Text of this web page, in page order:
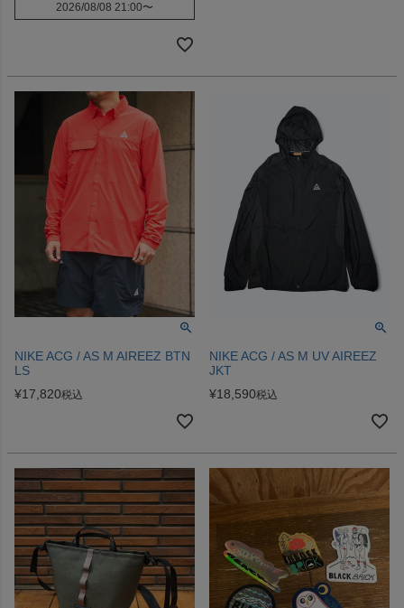
2026/08/08 21:00〜
NIKE ACG / AS M AIREEZ BTN
LS
¥17,820税込
NIKE ACG / AS M UV AIREEZ
JKT
¥18,590税込